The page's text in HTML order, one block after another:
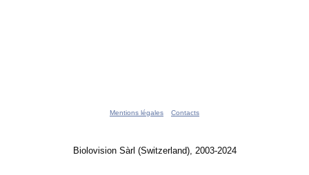
Mentions légales Contacts
Biolovision Sàrl (Switzerland), 2003-2024